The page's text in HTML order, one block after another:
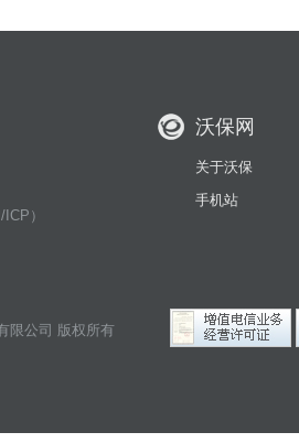
）
限公司 版权所有
沃保网
关于沃保
手机站